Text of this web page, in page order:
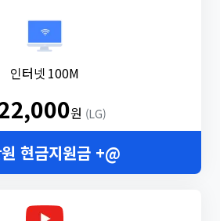
인터넷 100M
원 (LG)
현금지원금 +@